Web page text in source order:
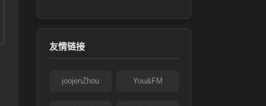
友情链接
joojenZhou You&FM